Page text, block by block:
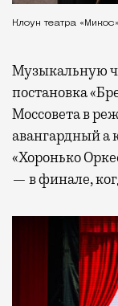
Клоун театра
Музыкальную
постановка
Моссовета в
авангардный а
«Хоронько
— в финале,